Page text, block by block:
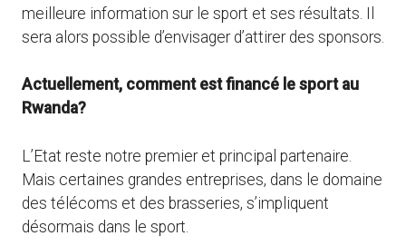
meilleure information sur le sport et ses résultats. Il
sera alors possible d’envisager d’attirer des sponsors.
Actuellement, comment est financé le sport au
Rwanda?
L’Etat reste notre premier et principal partenaire.
Mais certaines grandes entreprises, dans le domaine
des télécoms et des brasseries, s’impliquent
désormais dans le sport.